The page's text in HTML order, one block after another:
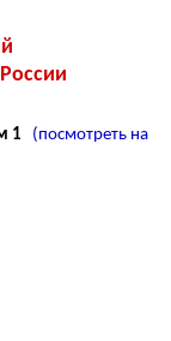
1
(посмотреть на